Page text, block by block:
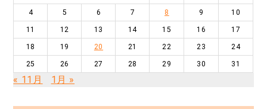
4 5 6 7 8 9 10
11 12 13 14 15 16 17
18 19 20 21 22 23 24
25 26 27 28 29 30 31
« 11月 1月 »